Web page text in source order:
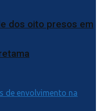
dos oito presos em